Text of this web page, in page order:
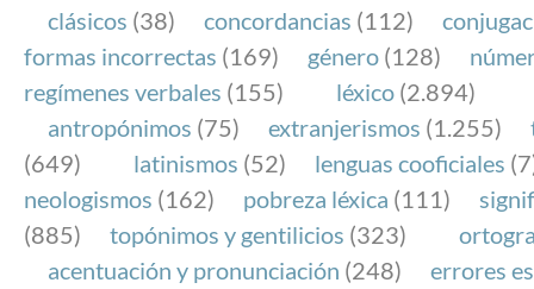
clásicos (38) concordancias (112)
formas incorrectas (169) género (128)
regímenes verbales (155) léxico (2.894)
antropónimos (75) extranjerismos (1.255)
(649)
latinismos (52) lenguas cooficiales
neologismos (162) pobreza léxica (111)
(885)
topónimos y gentilicios (323)
acentuación y pronunciación (248)
errores